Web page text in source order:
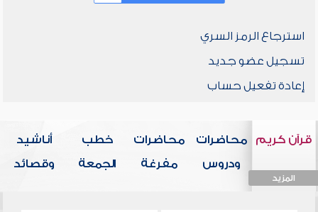
استرجاع الرمز السري
تسجيل عضو جديد
إعادة تفعيل حساب
قرآن كريم
المزيد
محاضرات
ودروس
محاضرات
مفرغة
خطب
الجمعة
أناشيد
وقصائد